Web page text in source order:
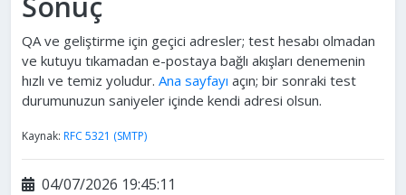
QA ve geliştirme için geçici adresler; test hesabı olmadan
ve kutuyu tıkamadan e-postaya bağlı akışları denemenin
hızlı ve temiz yoludur. Ana sayfayı açın; bir sonraki test
durumunuzun saniyeler içinde kendi adresi olsun.
Kaynak: RFC 5321 (SMTP)
04/07/2026 19:45:11